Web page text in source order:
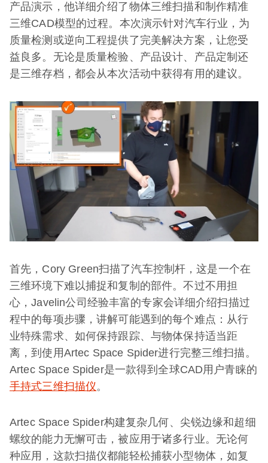
产品演示，他详细介绍了物体三维扫描和制作精准
三维CAD模型的过程。本次演示针对汽车行业，为
质量检测或逆向工程提供了完美解决方案，让您受
益良多。无论是质量检验、产品设计、产品定制还
是三维存档，都会从本次活动中获得有用的建议。
首先，Cory Green扫描了汽车控制杆，这是一个在
三维环境下难以捕捉和复制的部件。不过不用担
心，Javelin公司经验丰富的专家会详细介绍扫描过
程中的每项步骤，讲解可能遇到的每个难点：从行
业特殊需求、如何保持跟踪、与物体保持适当距
离，到使用Artec Space Spider进行完整三维扫描。
Artec Space Spider是一款得到全球CAD用户青睐的
手持式三维扫描仪。
Artec Space Spider构建复杂几何、尖锐边缘和超细
螺纹的能力无懈可击，被应用于诸多行业。无论何
种应用，这款扫描仪都能轻松捕获小型物体，如复